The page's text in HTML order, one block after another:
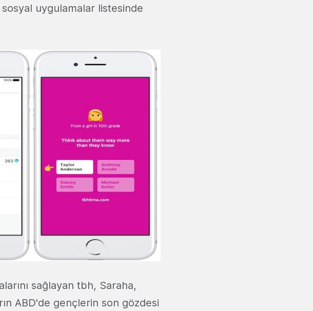
uygulamalar listesinde
sağlayan tbh, Saraha,
ABD'de gençlerin son gözdesi